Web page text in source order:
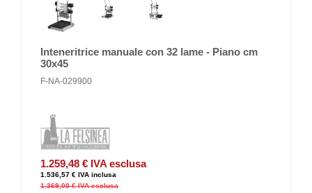
Inteneritrice manuale con 32 lame - Piano cm
30x45
F-NA-029900
1.259,48 € IVA esclusa
1.536,57 € IVA inclusa
1.369,00 € IVA esclusa